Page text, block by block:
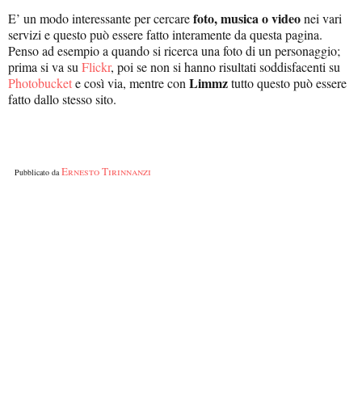
E’ un modo interessante per cercarefoto, musica o videonei vari
servizi e questo può essere fatto interamente da questa pagina.
Penso ad esempio a quando si ricerca una foto di un personaggio;
prima si va su Flickr, poi se non si hanno risultati soddisfacenti su
Photobuckete così via, mentre con Limmztutto questo può essere
fatto dallo stesso sito.
Pubblicato daErnesto Tirinnanzi